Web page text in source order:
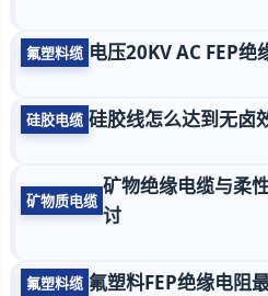
氟塑料缆 电压20KV AC FEP绝
硅胶电缆 硅胶线怎么达到无卤
矿物质电缆
矿物绝缘电缆与柔
讨
氟塑料缆 氟塑料FEP绝缘电阻